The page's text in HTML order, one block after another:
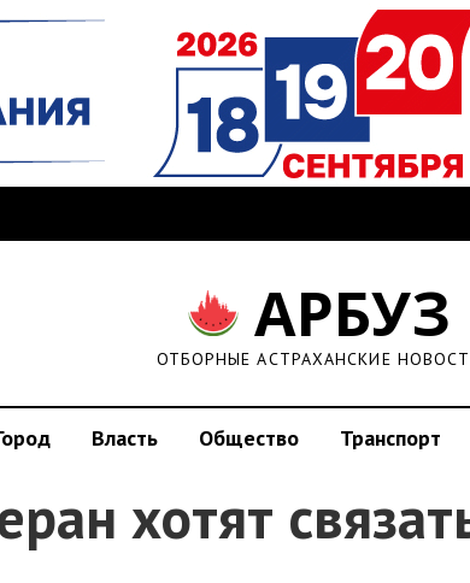
АРБУЗ
ОТБОРНЫЕ АСТРАХАНСКИЕ
Власть Общество Транспорт
хотят